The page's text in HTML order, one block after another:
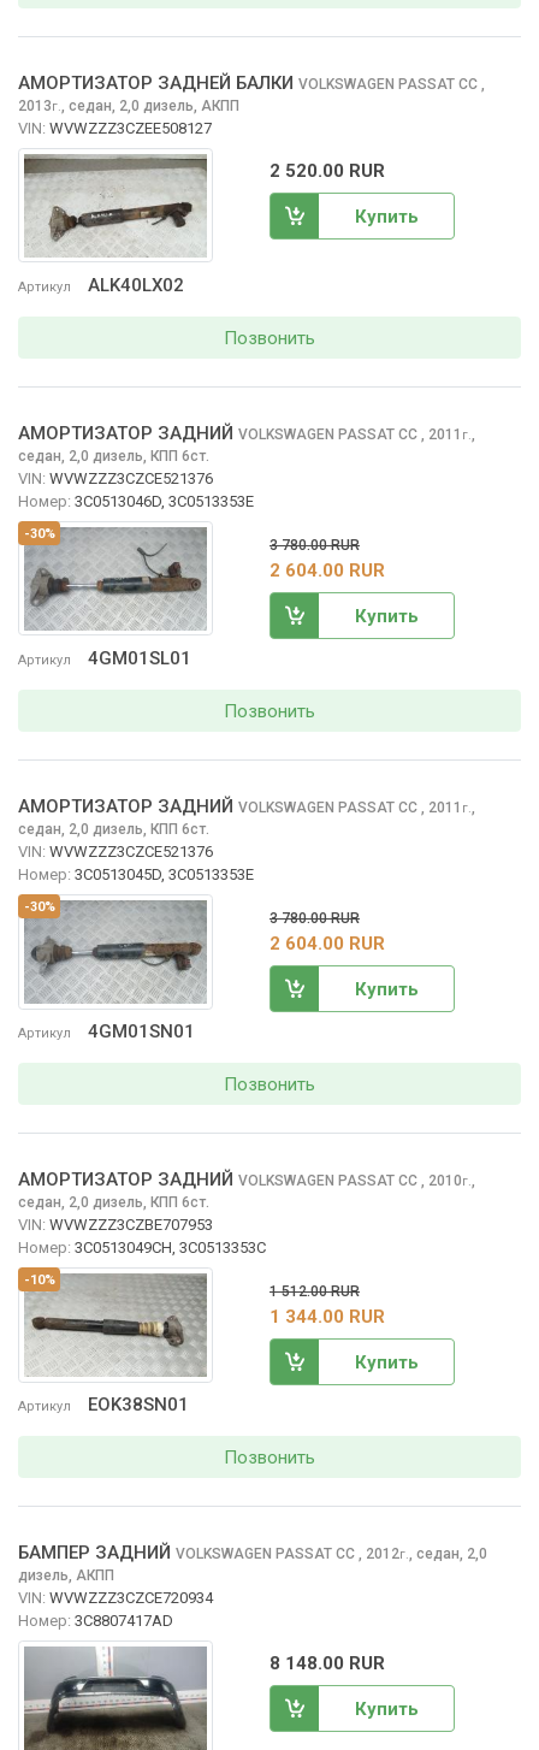
Артикул ALK40LX02
АМОРТИЗАТОР ЗАДНЕЙ БАЛКИ VOLKSWAGEN PASSAT CC
2013г. седан, 2,0 дизель, АКПП
VIN: WVWZZZ3CZEE508127
2 520.00 RUR
Купить
Позвонить
-30%
Артикул 4GM01SL01
АМОРТИЗАТОР ЗАДНИЙ VOLKSWAGEN PASSAT CC , 2011 г.
седан, 2,0 дизель, КПП 6ст.
VIN: WVWZZZ3CZCE521376
Номер: 3C0513046D, 3C0513353E
3 780.00 RUR
2 604.00 RUR
Купить
Позвонить
-30%
Артикул 4GM01SN01
АМОРТИЗАТОР ЗАДНИЙ VOLKSWAGEN PASSAT CC , 2011 г.
седан, 2,0 дизель, КПП 6ст.
VIN: WVWZZZ3CZCE521376
Номер: 3C0513045D, 3C0513353E
3 780.00 RUR
2 604.00 RUR
Купить
Позвонить
-10%
Артикул EOK38SN01
АМОРТИЗАТОР ЗАДНИЙ VOLKSWAGEN PASSAT CC , 2010г.
седан, 2,0 дизель, КПП 6ст.
VIN: WVWZZZ3CZBE707953
Номер: 3C0513049CH, 3C0513353C
1 512.00 RUR
1 344.00 RUR
Купить
Позвонить
БАМПЕР ЗАДНИЙ VOLKSWAGEN PASSAT CC , 2012г., седан, 2,0
дизель, АКПП
VIN: WVWZZZ3CZCE720934
Номер: 3C8807417AD
8 148.00 RUR
Купить